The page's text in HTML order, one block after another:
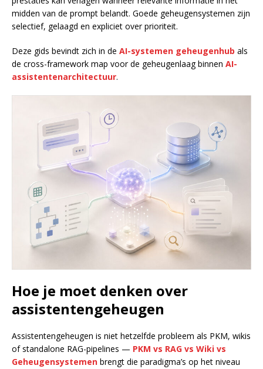
midden van de prompt belandt. Goede geheugensystemen zijn
selectief, gelaagd en expliciet over prioriteit.
Deze gids bevindt zich in de AI-systemen geheugenhub als
de cross-framework map voor de geheugenlaag binnen AI-
assistentenarchitectuur.
Hoe je moet denken over
assistentengeheugen
Assistentengeheugen is niet hetzelfde probleem als PKM, wikis
of standalone RAG-pipelines — PKM vs RAG vs Wiki vs
Geheugensystemen brengt die paradigma’s op het niveau